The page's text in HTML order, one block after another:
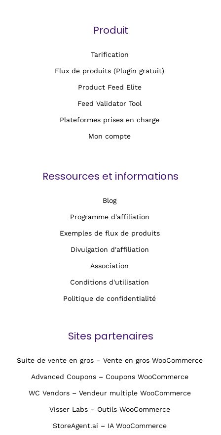
Produit
Tarification
Flux de produits (Plugin gratuit)
Product Feed Elite
Feed Validator Tool
Plateformes prises en charge
Mon compte
Ressources et informations
Blog
Programme d'affiliation
Exemples de flux de produits
Divulgation d'affiliation
Association
Conditions d'utilisation
Politique de confidentialité
Sites partenaires
Suite de vente en gros – Vente en gros WooCommerce
Advanced Coupons – Coupons WooCommerce
WC Vendors – Vendeur multiple WooCommerce
Visser Labs – Outils WooCommerce
StoreAgent.ai – IA WooCommerce